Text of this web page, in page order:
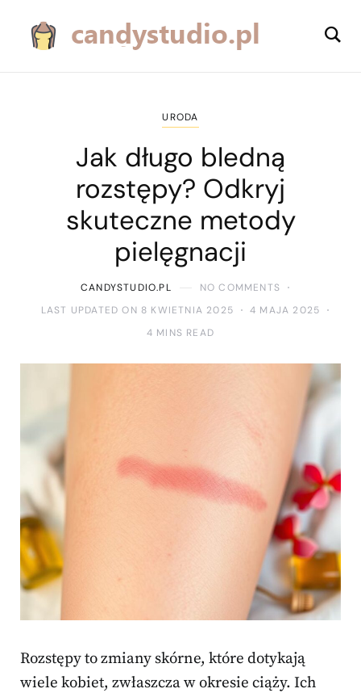
URODA
Jak długo bledną
rozstępy? Odkryj
skuteczne metody
pielęgnacji
CANDYSTUDIO.PL
NO COMMENTS
LAST UPDATED ON 8 KWIETNIA 2025
4 MAJA 2025
4 MINS READ
Rozstępy to zmiany skórne, które dotykają
wiele kobiet, zwłaszcza w okresie ciąży. Ich